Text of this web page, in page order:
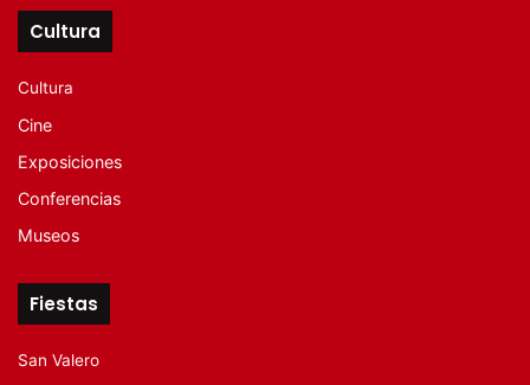
Cultura
Cultura
Cine
Exposiciones
Conferencias
Museos
Fiestas
San Valero